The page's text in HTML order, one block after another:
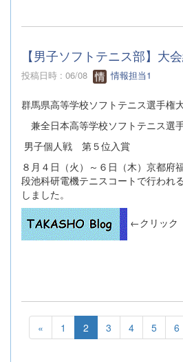
【男子ソフトテニス部】大
投稿日時 : 06/08 情報担当1
群馬県高等学校ソフトテニス選手権
兼全日本高等学校ソフトテニス選
男子個人戦 第５位入賞
８月４日（火）～６日（木）京都府
段池科研電機テニスコートで行われ
しました。
←クリック
« 1 2 3 4 5 6